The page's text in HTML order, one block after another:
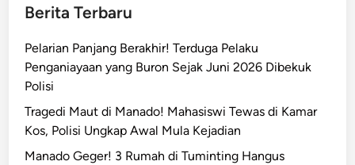
Berita Terbaru
Pelarian Panjang Berakhir! Terduga Pelaku
Penganiayaan yang Buron Sejak Juni 2026 Dibekuk
Polisi
Tragedi Maut di Manado! Mahasiswi Tewas di Kamar
Kos, Polisi Ungkap Awal Mula Kejadian
Manado Geger! 3 Rumah di Tuminting Hangus